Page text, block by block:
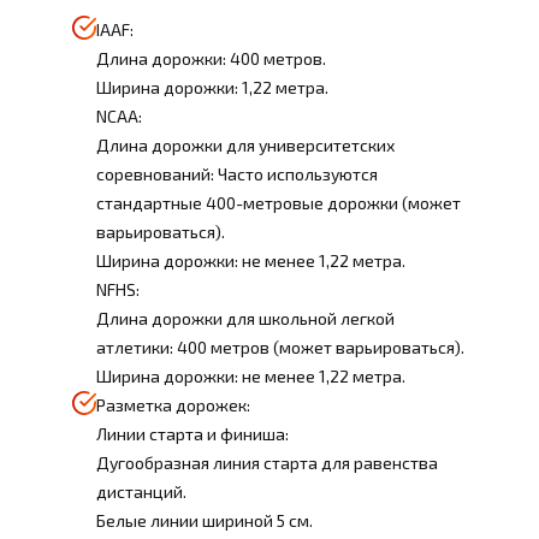
IAAF:
Длина дорожки: 400 метров.
Ширина дорожки: 1,22 метра.
NCAA:
Длина дорожки для университетских
соревнований: Часто используются
стандартные 400-метровые дорожки (может
варьироваться).
Ширина дорожки: не менее 1,22 метра.
NFHS:
Длина дорожки для школьной легкой
атлетики: 400 метров (может варьироваться).
Ширина дорожки: не менее 1,22 метра.
Разметка дорожек:
Линии старта и финиша:
Дугообразная линия старта для равенства
дистанций.
Белые линии шириной 5 см.